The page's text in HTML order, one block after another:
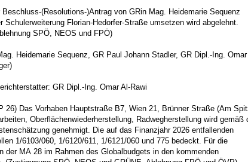
(Resolutions-)Antrag von GRin Mag. Heidemarie Sequenz
Schulerweiterung Florian-Hedorfer-Straße umsetzen wird abgelehnt.
SPÖ, NEOS und FPÖ)
Heidemarie Sequenz, GR Paul Johann Stadler, GR Dipl.-Ing.
GR Dipl.-Ing. Omar Al-Rawi
26) Das Vorhaben Hauptstraße B7, Wien 21, Brünner Straße (Am
Oberflächenwiederherstellung, Radwegherstellung wird gemäß
genehmigt. Die auf das Finanzjahr 2026 entfallenden
1/6103/060, 1/6120/611, 1/6121/060 und 775 bedeckt. Für die
der MA 28 im Rahmen des Globalbudgets in den kommenden